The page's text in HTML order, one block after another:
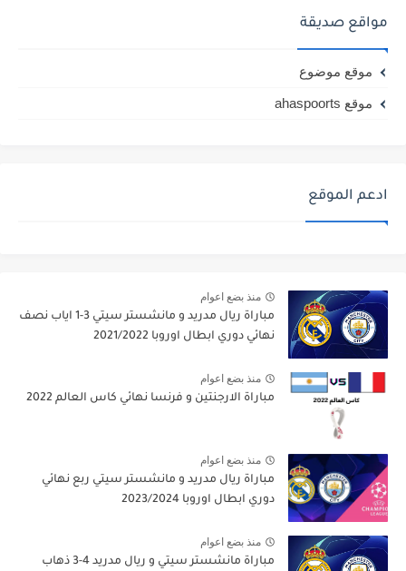
مواقع صديقة
موقع موضوع
موقع ahaspoorts
ادعم الموقع
منذ بضع اعوام
مباراة ريال مدريد و مانشستر سيتي 3-1 اياب نصف
نهائي دوري ابطال اوروبا 2021/2022
منذ بضع اعوام
مباراة الارجنتين و فرنسا نهائي كاس العالم 2022
منذ بضع اعوام
مباراة ريال مدريد و مانشستر سيتي ربع نهائي
دوري ابطال اوروبا 2023/2024
منذ بضع اعوام
مباراة مانشستر سيتي و ريال مدريد 4-3 ذهاب